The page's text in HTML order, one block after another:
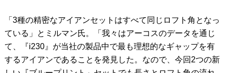
「3種の精密なアイアンセットはすべて同じロフト角となっ
ている」とミルマン氏。「我々はアーコスのデータを通じ
て、『i230』が当社の製品中で最も理想的なギャップを有
するアイアンであることを発見した。なので、今回2つの新